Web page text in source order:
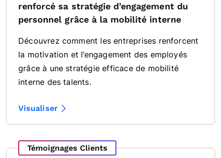
renforcé sa stratégie d’engagement du
personnel grâce à la mobilité interne
Découvrez comment les entreprises renforcent
la motivation et l’engagement des employés
grâce à une stratégie efficace de mobilité
interne des talents.
Visualiser
Témoignages Clients